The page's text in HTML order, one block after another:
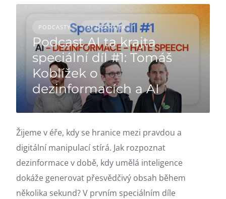
PODCASTY AI TA KRAJTA
Podcast AI ta krajta
speciální díl #1: Tomáš
Koblížek o
dezinformacích a AI
Žijeme v éře, kdy se hranice mezi pravdou a
digitální manipulací stírá. Jak rozpoznat
dezinformace v době, kdy umělá inteligence
dokáže generovat přesvědčivý obsah během
několika sekund? V prvním speciálním díle